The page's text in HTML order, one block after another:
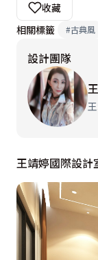
收藏
相關標籤
#古典風
設計團隊
王靖婷國際設計